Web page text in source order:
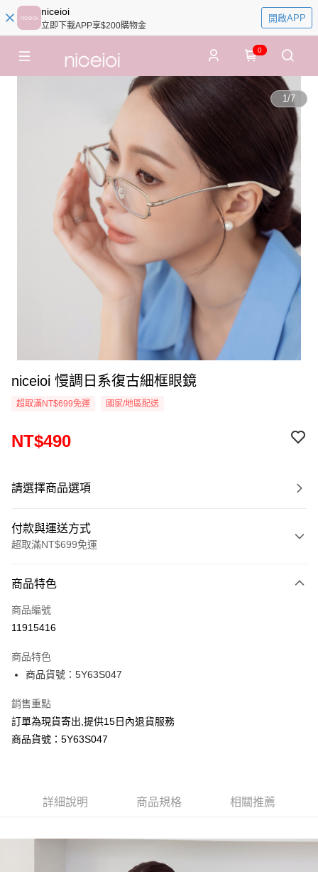
niceioi
立即下載APP享$200購物金
開啟APP
0
1/7
niceioi 慢調日系復古細框眼鏡
超取滿NT$699免運 國家/地區配送
NT$490
請選擇商品選項
付款與運送方式
超取滿NT$699免運
信用卡一次付款
超商取貨付款
Apple Pay
Google Pay
運送方式
付款後全家取貨
每筆NT$80，滿NT$699(含以上)免運費
商品特色
商品編號
11915416
商品特色
商品貨號：5Y63S047
銷售重點
訂單為現貨寄出,提供15日內退貨服務
商品貨號：5Y63S047
詳細說明 商品規格 相關推薦